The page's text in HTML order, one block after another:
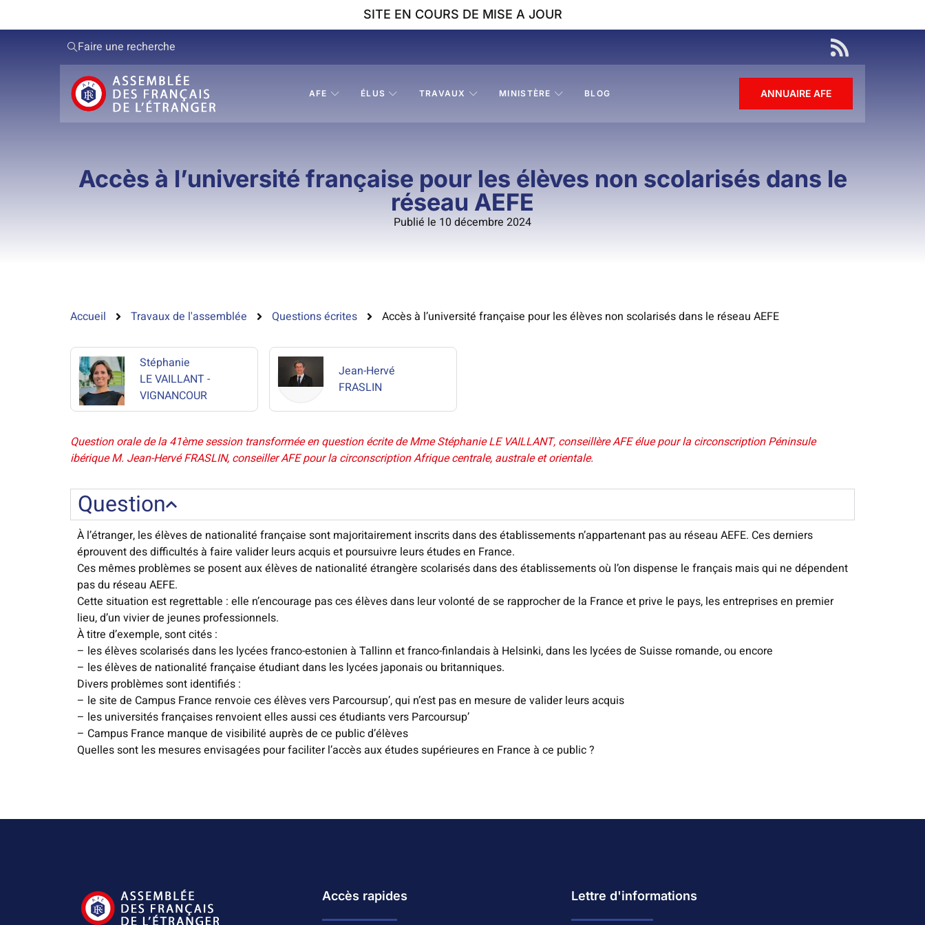
SITE EN COURS DE MISE A JOUR
Faire une recherche
AFE ÉLUS TRAVAUX MINISTÈRE BLOG ANNUAIRE AFE
Accès à l’université française pour les élèves non scolarisés dans le
réseau AEFE
Publié le 10 décembre 2024
Accueil Travaux de l'assemblée Questions écrites Accès à l’université française pour les élèves non scolarisés dans le réseau AEFE
Stéphanie
LE VAILLANT -
VIGNANCOUR
Jean-Hervé
FRASLIN
Question orale de la 41ème session transformée en question écrite de Mme Stéphanie LE VAILLANT, conseillère AFE élue pour la circonscription Péninsule
ibérique M. Jean-Hervé FRASLIN, conseiller AFE pour la circonscription Afrique centrale, australe et orientale.
Question
À l’étranger, les élèves de nationalité française sont majoritairement inscrits dans des établissements n’appartenant pas au réseau AEFE. Ces derniers
éprouvent des difficultés à faire valider leurs acquis et poursuivre leurs études en France.
Ces mêmes problèmes se posent aux élèves de nationalité étrangère scolarisés dans des établissements où l’on dispense le français mais qui ne dépendent
pas du réseau AEFE.
Cette situation est regrettable : elle n’encourage pas ces élèves dans leur volonté de se rapprocher de la France et prive le pays, les entreprises en premier
lieu, d’un vivier de jeunes professionnels.
À titre d’exemple, sont cités :
– les élèves scolarisés dans les lycées franco-estonien à Tallinn et franco-finlandais à Helsinki, dans les lycées de Suisse romande, ou encore
– les élèves de nationalité française étudiant dans les lycées japonais ou britanniques.
Divers problèmes sont identifiés :
– le site de Campus France renvoie ces élèves vers Parcoursup’, qui n’est pas en mesure de valider leurs acquis
– les universités françaises renvoient elles aussi ces étudiants vers Parcoursup’
– Campus France manque de visibilité auprès de ce public d’élèves
Quelles sont les mesures envisagées pour faciliter l’accès aux études supérieures en France à ce public ?
Accès rapides Lettre d'informations